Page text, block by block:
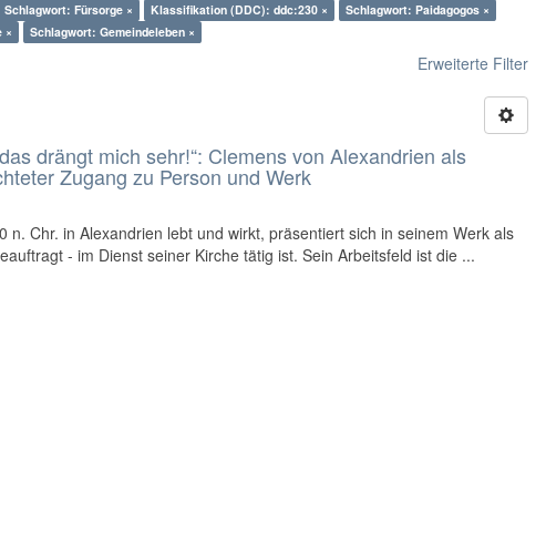
Schlagwort: Fürsorge × Klassifikation (DDC): ddc:230 ×
Schlagwort: Paidagogos ×
× Schlagwort: Gemeindeleben ×
Erweiterte Filter
drängt mich sehr!“: Clemens von Alexandrien als
Zugang zu Person und Werk
n. Chr. in Alexandrien lebt und wirkt, präsentiert sich in seinem Werk als
- im Dienst seiner Kirche tätig ist. Sein Arbeitsfeld ist die ...